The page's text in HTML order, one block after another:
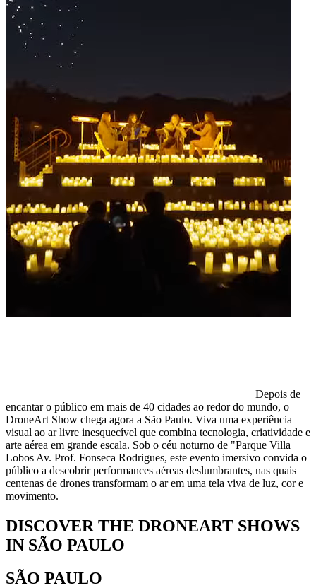
Depois de
encantar o público em mais de 40 cidades ao redor do mundo, o
DroneArt Show chega agora a São Paulo. Viva uma experiência
visual ao ar livre inesquecível que combina tecnologia, criatividade e
arte aérea em grande escala. Sob o céu noturno de "Parque Villa
Lobos Av. Prof. Fonseca Rodrigues, este evento imersivo convida o
público a descobrir performances aéreas deslumbrantes, nas quais
centenas de drones transformam o ar em uma tela viva de luz, cor e
movimento.
DISCOVER THE DRONEART SHOWS
IN SÃO PAULO
SÃO PAULO